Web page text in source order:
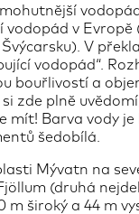
vodopád v Evropě
V
vodopád“.
bouřlivostí a
zde plně
mít! Barva vody je
šedobílá.
Mývatn na
(druhá
m široký a 44 m